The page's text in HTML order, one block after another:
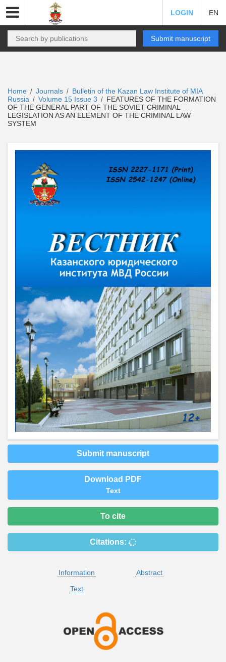
LOGIN EN
Submit manuscript
Home / Journals / Bulletin of the Kazan Law Institute of MIA
Russia / Volume 15 Issue 3 / FEATURES OF THE FORMATION
OF THE GENERAL PART OF THE SOVIET CRIMINAL
LEGISLATION AS AN ELEMENT OF THE CRIMINAL LAW
SYSTEM
Submit manuscript
Download PDF
Text
To cite
Citations:
Information
Abstract
Text